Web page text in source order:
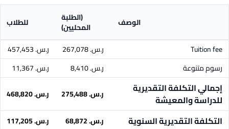
الوصف (الطلبة
المحليين) للطلاب
Tuition fee ر.س.‏ 267,078
ر.س.‏ 457,453
رسوم متنوعة
ر.س.‏ 8,410 ر.س.‏ 11,367
إجمالي التكلفة التقديرية
للدراسة والمعيشة
ر.س.‏ 275,488 ر.س.‏ 468,820
التكلفة التقديرية السنوية ر.س.‏ 68,872 ر.س.‏ 117,205